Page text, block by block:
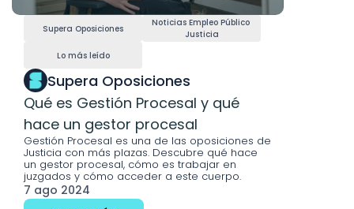
Supera Oposiciones
Noticias Empleo Público
Justicia
Lo más leído
Supera Oposiciones
Qué es Gestión Procesal y qué
hace un gestor procesal
Gestión Procesal es una de las oposiciones de
Justicia con más plazas. Descubre qué hace
un gestor procesal, cómo es trabajar en
juzgados y cómo acceder a este cuerpo.
7 ago 2024